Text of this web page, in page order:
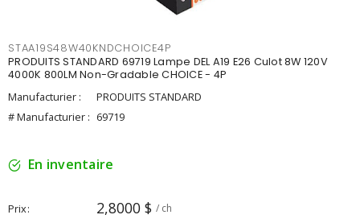
STAA19S48W40KNDCHOICE4P
PRODUITS STANDARD 69719 Lampe DEL A19 E26 Culot 8W 120V
4000K 800LM Non-Gradable CHOICE - 4P
Manufacturier :
PRODUITS STANDARD
# Manufacturier : 69719
En inventaire
Prix 2,8000 $ / ch